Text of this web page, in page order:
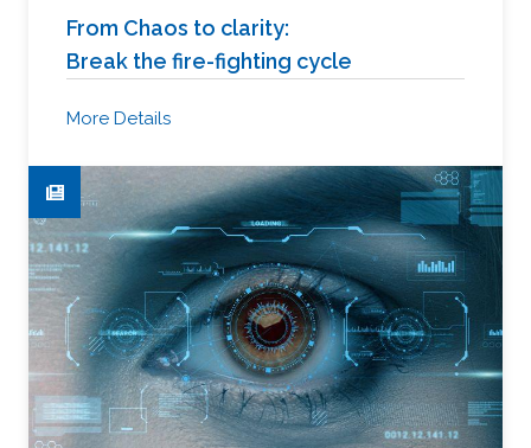
From Chaos to clarity:
Break the fire-fighting cycle
More Details